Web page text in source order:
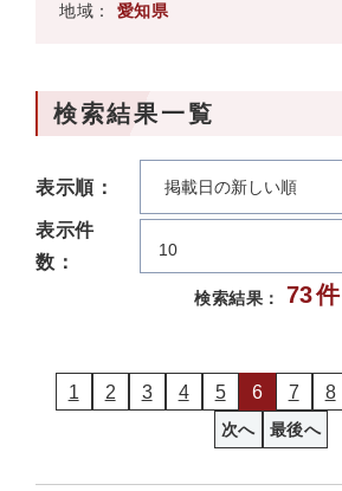
地域：
愛知県
検索結果一覧
表示順： 掲載日の新しい順
表示件
数：
10
検索結果： 73件
1 2 3 4 5 6 7 8
次へ 最後へ